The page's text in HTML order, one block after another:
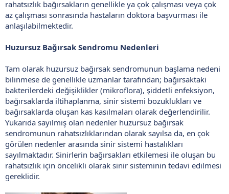
rahatsızlık bağırsakların genellikle ya çok çalışması veya çok
az çalışması sonrasında hastaların doktora başvurması ile
anlaşılabilmektedir.
Huzursuz Bağırsak Sendromu Nedenleri
Tam olarak huzursuz bağırsak sendromunun başlama nedeni
bilinmese de genellikle uzmanlar tarafından; bağırsaktaki
bakterilerdeki değişiklikler (mikroflora), şiddetli enfeksiyon,
bağırsaklarda iltihaplanma, sinir sistemi bozuklukları ve
bağırsaklarda oluşan kas kasılmaları olarak değerlendirilir.
Yukarıda sayılmış olan nedenler huzursuz bağırsak
sendromunun rahatsızlıklarından olarak sayılsa da, en çok
görülen nedenler arasında sinir sistemi hastalıkları
sayılmaktadır. Sinirlerin bağırsakları etkilemesi ile oluşan bu
rahatsızlık için öncelikli olarak sinir sisteminin tedavi edilmesi
gereklidir.